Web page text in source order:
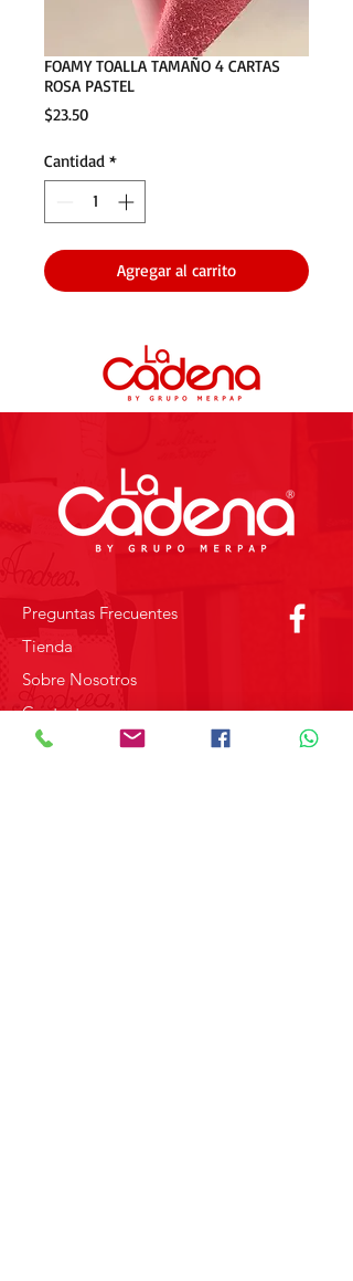
FOAMY TOALLA TAMAÑO 4 CARTAS
ROSA PASTEL
$23.50Precio
Cantidad *
Agregar al carrito
Preguntas Frecuentes
Tienda
Sobre Nosotros
Contacto